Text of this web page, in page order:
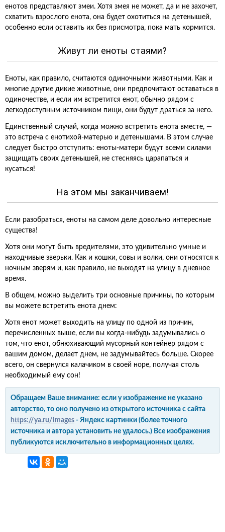
енотов представляют змеи. Хотя змея не может, да и не захочет,
схватить взрослого енота, она будет охотиться на детенышей,
особенно если оставить их без присмотра, пока мать кормится.
Живут ли еноты стаями?
Еноты, как правило, считаются одиночными животными. Как и
многие другие дикие животные, они предпочитают оставаться в
одиночестве, и если им встретится енот, обычно рядом с
легкодоступным источником пищи, они будут драться за него.
Единственный случай, когда можно встретить енота вместе, —
это встреча с енотихой-матерью и детенышами. В этом случае
следует быстро отступить: еноты-матери будут всеми силами
защищать своих детенышей, не стесняясь царапаться и
кусаться!
На этом мы заканчиваем!
Если разобраться, еноты на самом деле довольно интересные
существа!
Хотя они могут быть вредителями, это удивительно умные и
находчивые зверьки. Как и кошки, совы и волки, они относятся к
ночным зверям и, как правило, не выходят на улицу в дневное
время.
В общем, можно выделить три основные причины, по которым
вы можете встретить енота днем:
Хотя енот может выходить на улицу по одной из причин,
перечисленных выше, если вы когда-нибудь задумывались о
том, что енот, обнюхивающий мусорный контейнер рядом с
вашим домом, делает днем, не задумывайтесь больше. Скорее
всего, он свернулся калачиком в своей норе, получая столь
необходимый ему сон!
Обращаем Ваше внимание: если у изображение не указано
авторство, то оно получено из открытого источника с сайта
https://ya.ru/images - Яндекс картинки (более точного
источника и автора установить не удалось.) Все изображения
публикуются исключительно в информационных целях.